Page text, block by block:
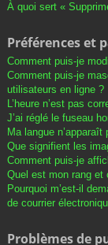
À quoi sert «
Préférences et
Comment puis-je
Comment puis-je
utilisateurs en ligne ?
L’heure n’est pas
J’ai réglé le fuseau
Ma langue
Que signifient les
Comment puis-je
Quel est mon rang et
Pourquoi m’est-il
de courrier
Problèmes de